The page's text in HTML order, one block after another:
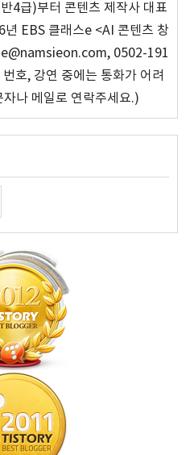
4급)부터 콘텐츠 제작사 대표
EBS 클래스e <AI 콘텐츠 창
0502-191
호, 강연 중에는 통화가 어려
나 메일로 연락주세요.)